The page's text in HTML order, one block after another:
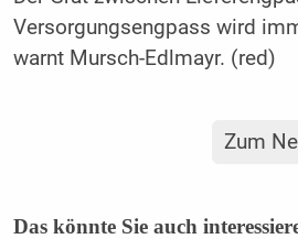
Versorgungsengpass wird
warnt Mursch-Edlmayr. (red)
Zum
Das könnte Sie auch